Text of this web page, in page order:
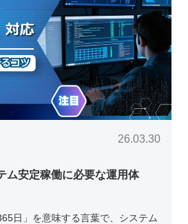
26.03.30
ム安定稼働に必要な運用体
日」を意味する言葉で、システム